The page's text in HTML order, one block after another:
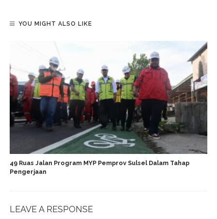
YOU MIGHT ALSO LIKE
49 Ruas Jalan Program MYP Pemprov Sulsel Dalam Tahap
Pengerjaan
LEAVE A RESPONSE